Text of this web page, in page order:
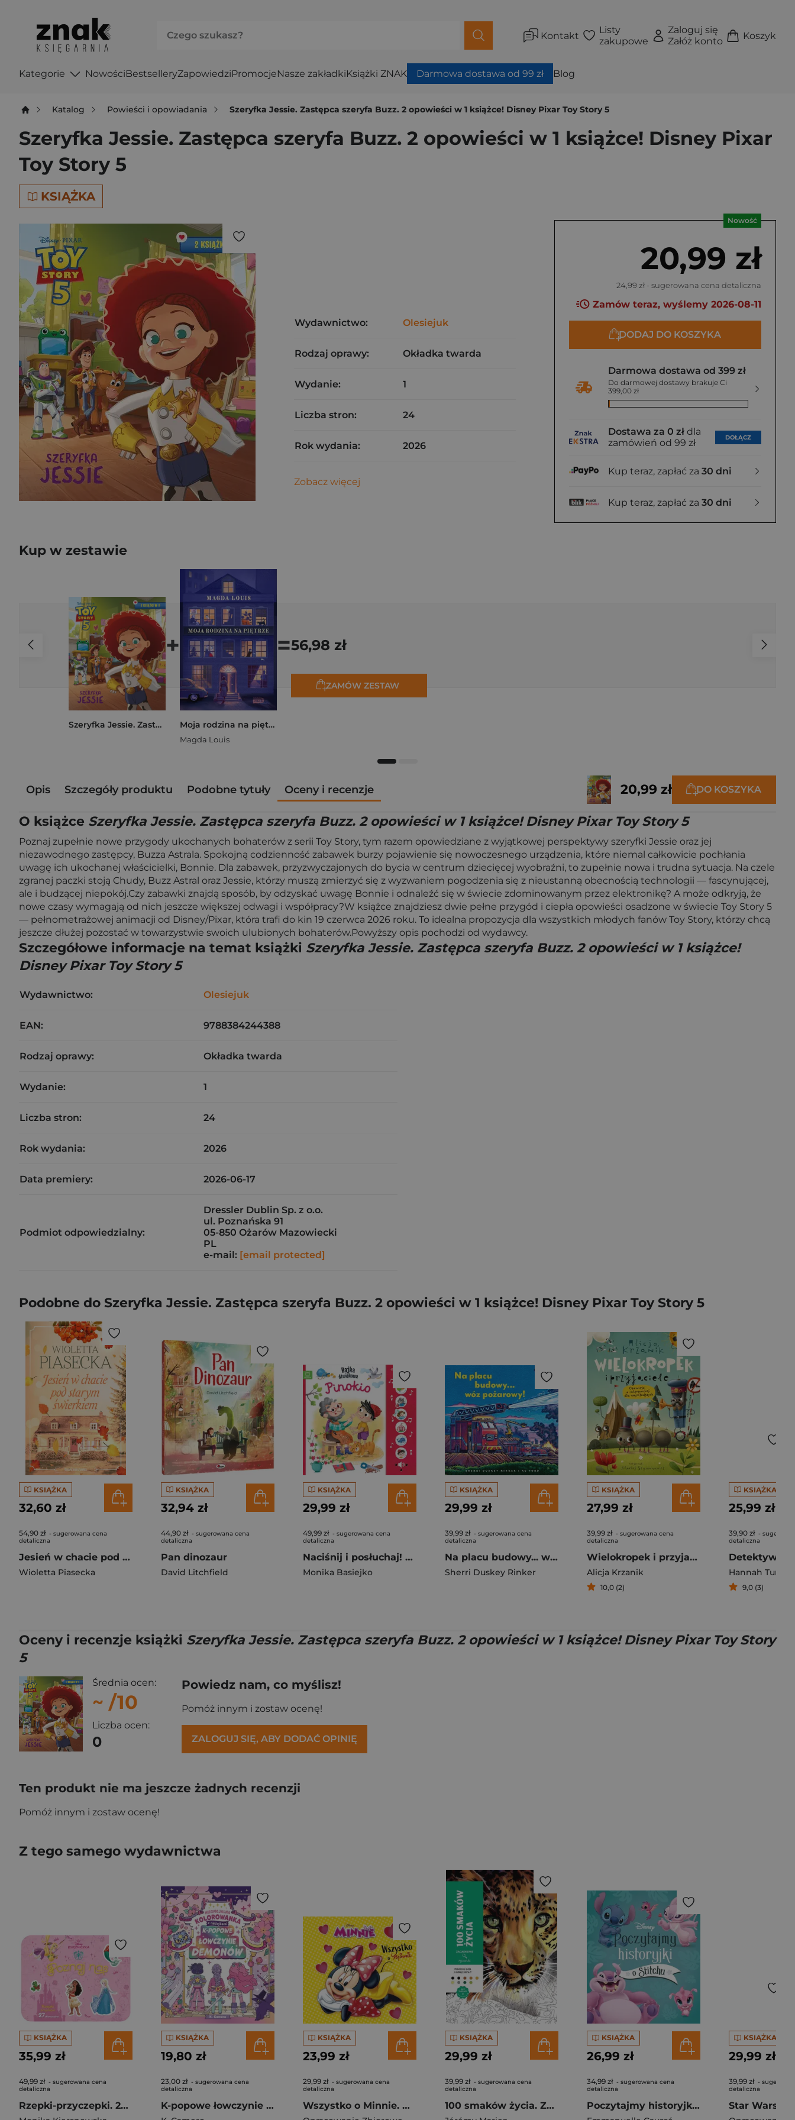
Kontakt
Listy
zakupowe
Zaloguj się
Załóż konto
Koszyk
Kategorie NowościBestselleryZapowiedziPromocjeNasze zakładkiKsiążki ZNAK Darmowa dostawa od 99 zł Blog
Katalog Powieści i opowiadania Szeryfka Jessie. Zastępca szeryfa Buzz. 2 opowieści w 1 książce! Disney Pixar Toy Story 5
Szeryfka Jessie. Zastępca szeryfa Buzz. 2 opowieści w 1 książce! Disney Pixar
Toy Story 5
KSIĄŻKA
Nowość
20,99 zł
24,99 zł - sugerowana cena detaliczna
Zamów teraz, wyślemy 2026-08-11
DODAJ DO KOSZYKA
Darmowa dostawa od 399 zł
Do darmowej dostawy brakuje Ci
399,00 zł
Dostawa za 0 zł dla
zamówień od 99 zł
DOŁĄCZ
Kup teraz, zapłać za 30 dni
Kup teraz, zapłać za 30 dni
Wydawnictwo: Olesiejuk
Rodzaj oprawy: Okładka twarda
Wydanie: 1
Liczba stron: 24
Rok wydania: 2026
Zobacz więcej
Kup w zestawie
Szeryfka Jessie. Zastępca szeryfa Buzz. 2 opowieści w 1 książce! Disney Pixar Toy Story 5
+
Moja rodzina na piętrze
Magda Louis
=56,98 zł
ZAMÓW ZESTAW
Opis Szczegóły produktu Podobne tytuły Oceny i recenzje 20,99 zł DO KOSZYKA
O książce Szeryfka Jessie. Zastępca szeryfa Buzz. 2 opowieści w 1 książce! Disney Pixar Toy Story 5
Poznaj zupełnie nowe przygody ukochanych bohaterów z serii Toy Story, tym razem opowiedziane z wyjątkowej perspektywy szeryfki Jessie oraz jej
niezawodnego zastępcy, Buzza Astrala. Spokojną codzienność zabawek burzy pojawienie się nowoczesnego urządzenia, które niemal całkowicie pochłania
uwagę ich ukochanej właścicielki, Bonnie. Dla zabawek, przyzwyczajonych do bycia w centrum dziecięcej wyobraźni, to zupełnie nowa i trudna sytuacja. Na czele
zgranej paczki stoją Chudy, Buzz Astral oraz Jessie, którzy muszą zmierzyć się z wyzwaniem pogodzenia się z nieustanną obecnością technologii — fascynującej,
ale i budzącej niepokój.Czy zabawki znajdą sposób, by odzyskać uwagę Bonnie i odnaleźć się w świecie zdominowanym przez elektronikę? A może odkryją, że
nowe czasy wymagają od nich jeszcze większej odwagi i współpracy?W książce znajdziesz dwie pełne przygód i ciepła opowieści osadzone w świecie Toy Story 5
— pełnometrażowej animacji od Disney/Pixar, która trafi do kin 19 czerwca 2026 roku. To idealna propozycja dla wszystkich młodych fanów Toy Story, którzy chcą
jeszcze dłużej pozostać w towarzystwie swoich ulubionych bohaterów.Powyższy opis pochodzi od wydawcy.
Szczegółowe informacje na temat książki Szeryfka Jessie. Zastępca szeryfa Buzz. 2 opowieści w 1 książce!
Disney Pixar Toy Story 5
Wydawnictwo: Olesiejuk
EAN: 9788384244388
Rodzaj oprawy: Okładka twarda
Wydanie: 1
Liczba stron: 24
Rok wydania: 2026
Data premiery: 2026-06-17
Podmiot odpowiedzialny:
Dressler Dublin Sp. z o.o.
ul. Poznańska 91
05-850 Ożarów Mazowiecki
PL
e-mail: [email protected]
Podobne do Szeryfka Jessie. Zastępca szeryfa Buzz. 2 opowieści w 1 książce! Disney Pixar Toy Story 5
KSIĄŻKA
32,60 zł
54,90 zł - sugerowana cena
detaliczna
Jesień w chacie pod starym świerkiem
Wioletta Piasecka
KSIĄŻKA
32,94 zł
44,90 zł - sugerowana cena
detaliczna
Pan dinozaur
David Litchfield
KSIĄŻKA
29,99 zł
49,99 zł - sugerowana cena
detaliczna
Naciśnij i posłuchaj! Bajka dźwiękowa. Pinokio
Monika Basiejko
KSIĄŻKA
29,99 zł
39,99 zł - sugerowana cena
detaliczna
Na placu budowy... wóz pożarowy!
Sherri Duskey Rinker
KSIĄŻKA
27,99 zł
39,99 zł - sugerowana cena
detaliczna
Wielokropek i przyjaciele. Opowieści o interpunkcji dla najmłodszych
Alicja Krzanik
10,0 (2)
KSIĄŻKA
25,99 zł
39,90 zł -
detaliczna
Hannah
9,0 (3)
Oceny i recenzje książki Szeryfka Jessie. Zastępca szeryfa Buzz. 2 opowieści w 1 książce! Disney Pixar Toy Story
5
Średnia ocen:
~ /10
Liczba ocen:
0
Powiedz nam, co myślisz!
Pomóż innym i zostaw ocenę!
ZALOGUJ SIĘ, ABY DODAĆ OPINIĘ
Ten produkt nie ma jeszcze żadnych recenzji
Pomóż innym i zostaw ocenę!
Z tego samego wydawnictwa
KSIĄŻKA
35,99 zł
49,99 zł - sugerowana cena
detaliczna
Rzepki-przyczepki. 27 elementów. Poznaj nas. Disney Księżniczka
KSIĄŻKA
19,80 zł
23,00 zł - sugerowana cena
detaliczna
K-popowe łowczynie demonów. Nieoficjalna kolorowanka z naklejkami
KSIĄŻKA
23,99 zł
29,99 zł - sugerowana cena
detaliczna
Wszystko o Minnie. Disney Minnie
KSIĄŻKA
29,99 zł
39,99 zł - sugerowana cena
detaliczna
100 smaków życia. Zagadkowe rysunki. Kolorowanka antystresowa. Art therapy
KSIĄŻKA
26,99 zł
34,99 zł - sugerowana cena
detaliczna
Poczytajmy historyjki o Stitchu. Disney
KSIĄŻKA
29,99 zł
39,99 zł -
detaliczna